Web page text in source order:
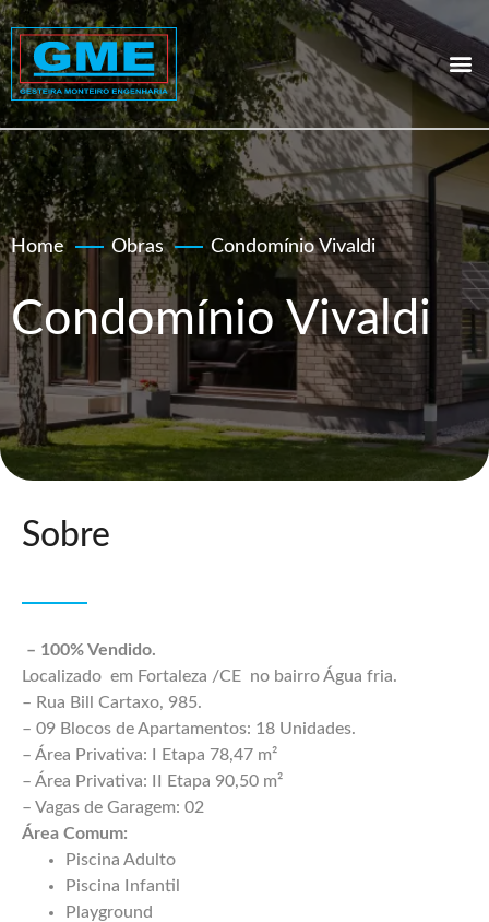
Home Obras Condomínio Vivaldi
Condomínio Vivaldi
Sobre
– 100% Vendido.
Localizado em Fortaleza /CE no bairro Água fria.
– Rua Bill Cartaxo, 985.
– 09 Blocos de Apartamentos: 18 Unidades.
– Área Privativa: I Etapa 78,47 m²
– Área Privativa: II Etapa 90,50 m²
– Vagas de Garagem: 02
Área Comum:
Piscina Adulto
Piscina Infantil
Playground